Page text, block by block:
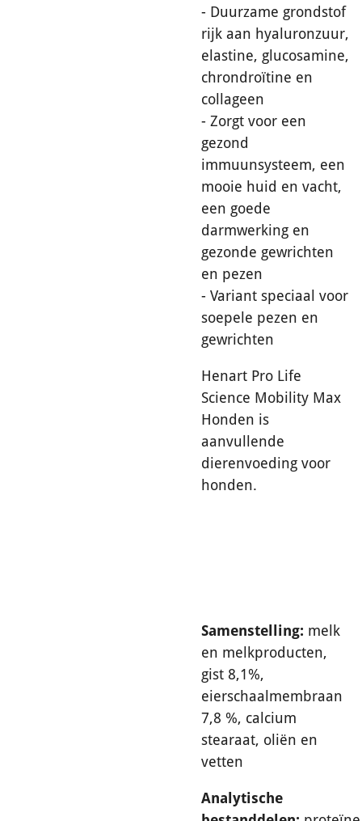
- Duurzame grondstof
rijk aan hyaluronzuur,
elastine, glucosamine,
chrondroïtine en
collageen
- Zorgt voor een
gezond
immuunsysteem, een
mooie huid en vacht,
een goede
darmwerking en
gezonde gewrichten
en pezen
- Variant speciaal voor
soepele pezen en
gewrichten
Henart Pro Life
Science Mobility Max
Honden is
aanvullende
dierenvoeding voor
honden.
Samenstelling: melk
en melkproducten,
gist 8,1%,
eierschaalmembraan
7,8 %, calcium
stearaat, oliën en
vetten
Analytische